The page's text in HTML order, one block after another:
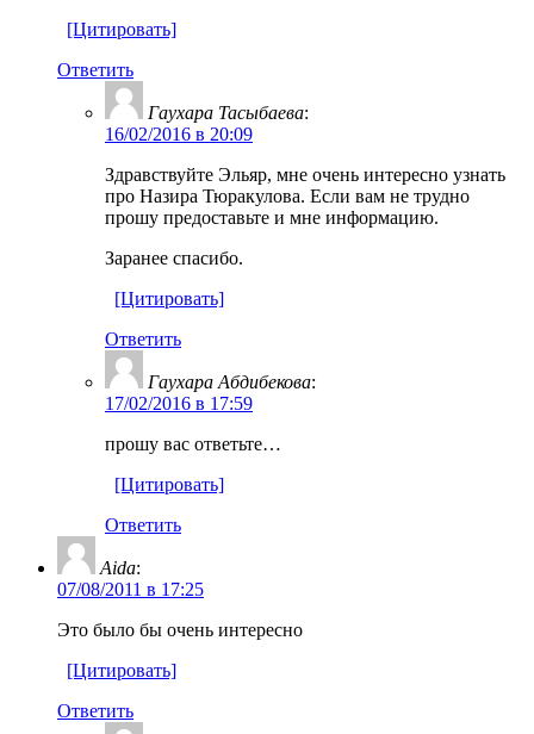
[Цитировать]
Ответить
Гаухара Тасыбаева:
16/02/2016 в 20:09
Здравствуйте Эльяр, мне очень интересно узнать
про Назира Тюракулова. Если вам не трудно
прошу предоставьте и мне информацию.
Заранее спасибо.
[Цитировать]
Ответить
Гаухара Абдибекова:
17/02/2016 в 17:59
прошу вас ответьте…
[Цитировать]
Ответить
Aida:
07/08/2011 в 17:25
Это было бы очень интересно
[Цитировать]
Ответить